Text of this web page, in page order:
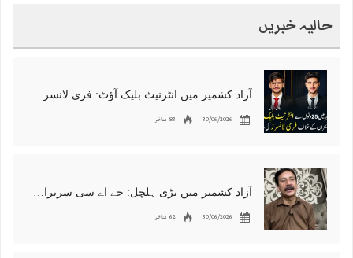
حالیہ خبریں
آزاد کشمیر میں انٹرنیٹ بلیک آؤٹ: فری لانسرز کا معاشی قتل، احتجاج شروع
30/06/2026 83 مناظر
آزاد کشمیر میں بڑی ہلچل: جے اے سی سربراہ شوکت نواز میر کی گرفتاری، دھرنا جاری
30/06/2026 62 مناظر